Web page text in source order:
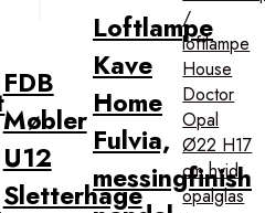
FDB
Møbler
U12
Sletterhage
Loftlampe
Kave
Home
Fulvia,
messingfinish